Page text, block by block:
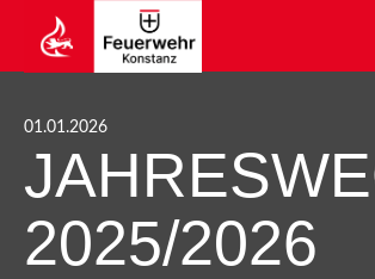
01.01.2026
2025/2026